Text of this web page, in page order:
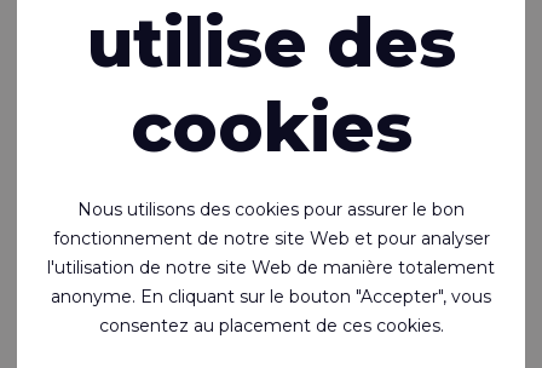
Techtextil 2022
Enfin c'est à nouveau possible ! Rivertex expose Techtextil
2022 à Francfort.
Techtextil 2022
Francfort, Allemagne
21 au 24 juin 2022
Nous vous invitons cordialement à nous rendre visite au
utilise des
cookies
Nous utilisons des cookies pour assurer le bon
fonctionnement de notre site Web et pour analyser
l'utilisation de notre site Web de manière totalement
anonyme. En cliquant sur le bouton "Accepter", vous
consentez au placement de ces cookies.